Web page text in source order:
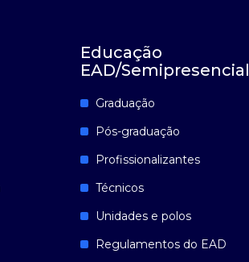
Educação
EAD/Semipresencial
Graduação
Pós-graduação
Profissionalizantes
Técnicos
Unidades e polos
Regulamentos do EAD